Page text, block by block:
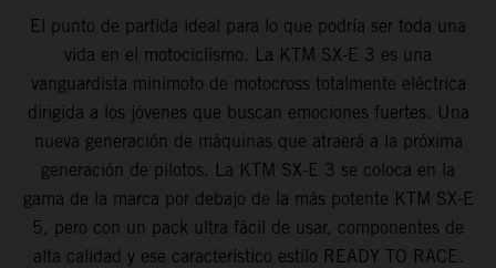
El punto de partida ideal para lo que podría ser toda una
vida en el motociclismo. La KTM SX-E 3 es una
vanguardista minimoto de motocross totalmente eléctrica
dirigida a los jóvenes que buscan emociones fuertes. Una
nueva generación de máquinas que atraerá a la próxima
generación de pilotos. La KTM SX-E 3 se coloca en la
gama de la marca por debajo de la más potente KTM SX-E
5, pero con un pack ultra fácil de usar, componentes de
alta calidad y ese característico estilo READY TO RACE.